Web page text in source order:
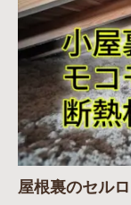
屋根裏のセル